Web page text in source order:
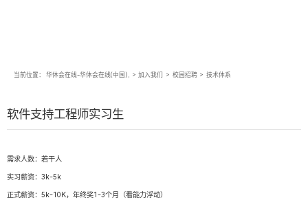
当前位置： 华体会在线-华体会在线(中国), > 加入我们 > 校园招聘 > 技术体系
软件支持工程师实习生
需求人数：若干人
实习薪资：3k-5k
正式薪资：5k-10K，年终奖1-3个月（看能力浮动）